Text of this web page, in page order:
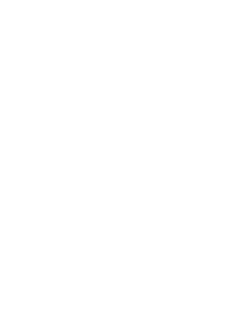
sont, à tort,
avec le temps", dit-
et hémorragiques.
passer d'une
rentrer dans
avec une anémie,
très simples, vont
recommandons la